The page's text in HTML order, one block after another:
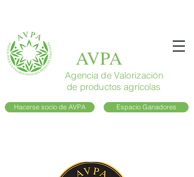
AVPA
Agencia de Valorización
de productos agrícolas
Hacerse socio de AVPA Espacio Ganadores